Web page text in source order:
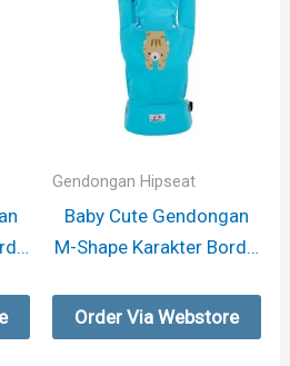
Gendongan Hipseat
Baby Cute Gendongan
M-Shape Karakter Bordir
Order Via Webstore